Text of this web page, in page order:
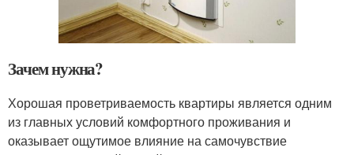
Зачем нужна?
Хорошая проветриваемость квартиры является одним
из главных условий комфортного проживания и
оказывает ощутимое влияние на самочувствие